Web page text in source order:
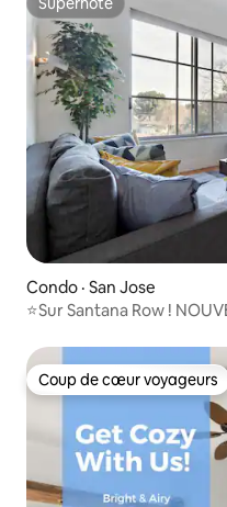
Superhôte
Condo · San Jose
⭐️Sur Santana Row !
Coup de cœur voyageurs
Coup de cœur voyageurs